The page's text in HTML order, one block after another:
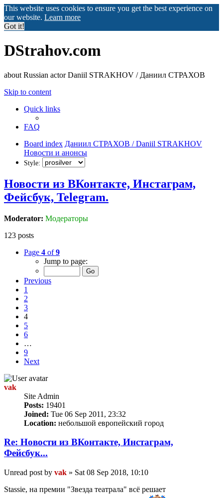
This website uses cookies to ensure you get the best experience on
our website. Learn more
Got it!
DStrahov.com
about Russian actor Daniil STRAKHOV / Даниил СТРАХОВ
Skip to content
Quick links
FAQ
Board index Даниил СТРАХОВ / Daniil STRAKHOV
Новости и анонсы
Style:
Новости из ВКонтакте, Инстаграм,
Фейсбук, Telegram.
Moderator: Модераторы
123 posts
Page 4 of9
Jump to page:
Previous
1
2
3
4
5
6
…
9
Next
vak
Site Admin
Posts: 19401
Joined: Tue 06 Sep 2011, 23:32
Location: небольшой европейский город
Re: Новости из ВКонтакте, Инстаграм,
Фейсбук...
Unread post by vak » Sat 08 Sep 2018, 10:10
Stassie, на премии "Звезда театрала" всё решает